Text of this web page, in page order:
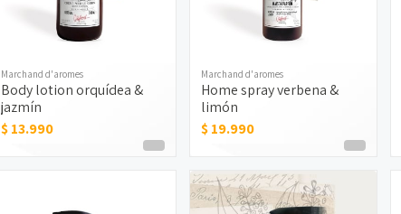
Marchand d'aromes
Body lotion orquídea &
jazmín
$ 13.990
Marchand d'aromes
Home spray verbena &
limón
$ 19.990